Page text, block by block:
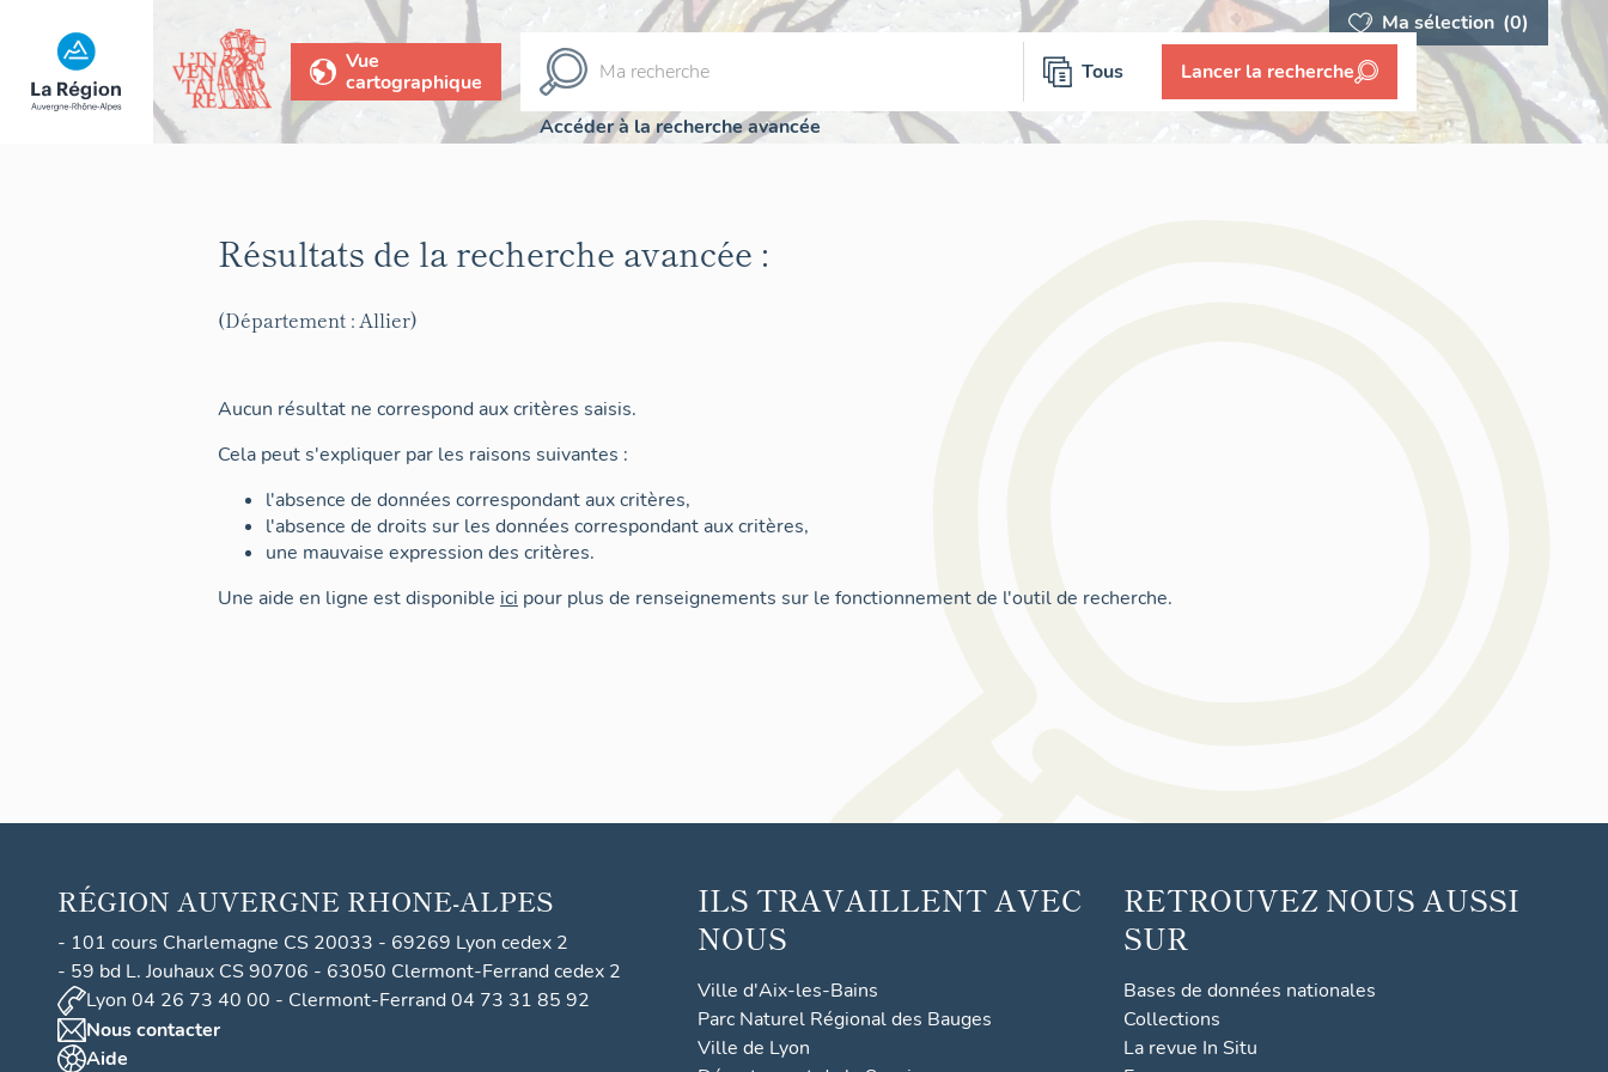
Ma sélection (0)
Vue
cartographique
Tous Lancer la recherche
Accéder à la recherche avancée
Résultats de la recherche avancée :
(Département : Allier)
Aucun résultat ne correspond aux critères saisis.
Cela peut s'expliquer par les raisons suivantes :
l'absence de données correspondant aux critères,
l'absence de droits sur les données correspondant aux critères,
une mauvaise expression des critères.
Une aide en ligne est disponible ici pour plus de renseignements sur le fonctionnement de l'outil de recherche.
RÉGION AUVERGNE RHONE-ALPES
- 101 cours Charlemagne CS 20033 - 69269 Lyon cedex 2
- 59 bd L. Jouhaux CS 90706 - 63050 Clermont-Ferrand cedex 2
Lyon 04 26 73 40 00 - Clermont-Ferrand 04 73 31 85 92
Nous contacter
Aide
ILS TRAVAILLENT AVEC
NOUS
Ville d'Aix-les-Bains
Parc Naturel Régional des Bauges
Ville de Lyon
RETROUVEZ NOUS AUSSI
SUR
Bases de données nationales
Collections
La revue In Situ